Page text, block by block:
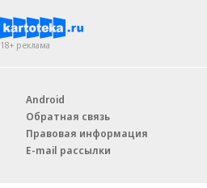
18+ реклама
Android
Обратная связь
Правовая информация
E-mail рассылки